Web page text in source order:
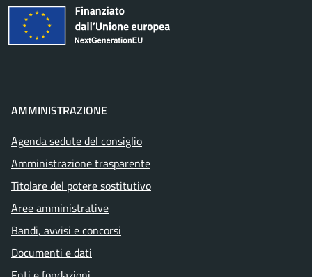
AMMINISTRAZIONE
Agenda sedute del consiglio
Amministrazione trasparente
Titolare del potere sostitutivo
Aree amministrative
Bandi, avvisi e concorsi
Documenti e dati